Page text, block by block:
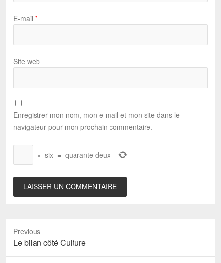
E-mail *
Site web
Enregistrer mon nom, mon e-mail et mon site dans le
navigateur pour mon prochain commentaire.
× six = quarante deux
Previous
Previous
post:
Le bilan côté Culture